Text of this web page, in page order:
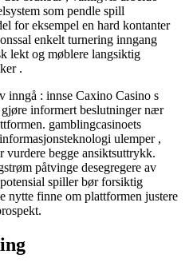
som pendle spill
for eksempel en hard kontanter
enkelt turnering inngang
lekt og møblere langsiktig
.
inngå : innse Caxino Casino s
informert beslutninger nær
gamblingcasinoets
ulemper ,
vurdere begge ansiktsuttrykk.
påtvinge desegregere av
spiller bør forsiktig
nytte finne om plattformen justere